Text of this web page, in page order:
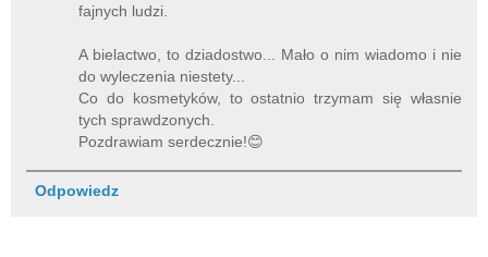
fajnych ludzi.
A bielactwo, to dziadostwo... Mało o nim wiadomo i nie
do wyleczenia niestety...
Co do kosmetyków, to ostatnio trzymam się własnie
tych sprawdzonych.
Pozdrawiam serdecznie!😊
Odpowiedz